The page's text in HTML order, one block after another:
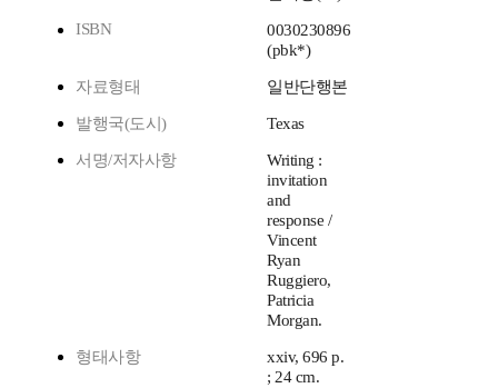
ISBN
0030230896
(pbk*)
자료형태 일반단행본
발행국(도시) Texas
서명/저자사항
Writing :
invitation
and
response /
Vincent
Ryan
Ruggiero,
Patricia
Morgan.
형태사항
xxiv, 696 p.
; 24 cm.